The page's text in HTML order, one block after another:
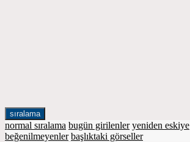
sıralama
normal sıralama bugün girilenler yeniden eskiye
beğenilmeyenler başlıktaki görseller